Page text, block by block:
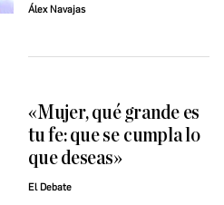
Álex Navajas
«Mujer, qué grande es
tu fe: que se cumpla lo
que deseas»
El Debate